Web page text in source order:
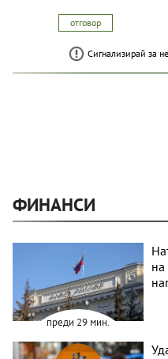
отговор
Сигнализирай за
ФИНАНСИ
преди 29 мин.
на